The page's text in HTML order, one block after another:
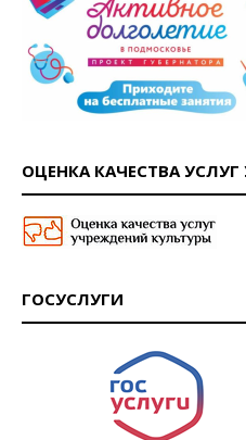
ОЦЕНКА КАЧЕСТВА
ГОСУСЛУГИ